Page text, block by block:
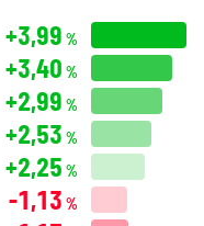
+3,99 %
+3,40 %
+2,99 %
+2,53 %
+2,25 %
-1,13 %